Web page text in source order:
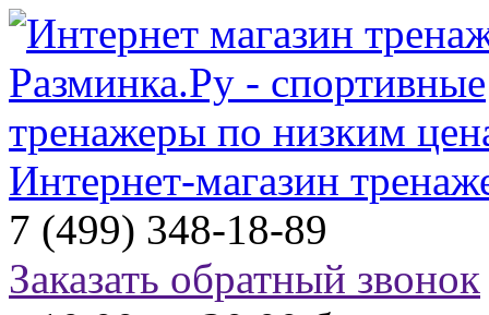
Интернет-магазин
7 (499) 348-18-89
Заказать обратный звонок